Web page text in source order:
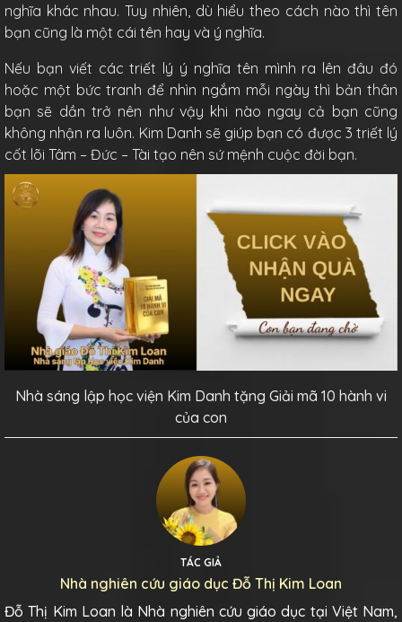
nghĩa khác nhau. Tuy nhiên, dù hiểu theo cách nào thì tên
bạn cũng là một cái tên hay và ý nghĩa.
Nếu bạn viết các triết lý ý nghĩa tên mình ra lên đâu đó
hoặc một bức tranh để nhìn ngắm mỗi ngày thì bản thân
bạn sẽ dần trở nên như vậy khi nào ngay cả bạn cũng
không nhận ra luôn. Kim Danh sẽ giúp bạn có được 3 triết lý
cốt lõi Tâm – Đức – Tài tạo nên sứ mệnh cuộc đời bạn.
Nhà sáng lập học viện Kim Danh tặng Giải mã 10 hành vi
của con
TÁC GIẢ
Nhà nghiên cứu giáo dục Đỗ Thị Kim Loan
Đỗ Thị Kim Loan là Nhà nghiên cứu giáo dục tại Việt Nam,